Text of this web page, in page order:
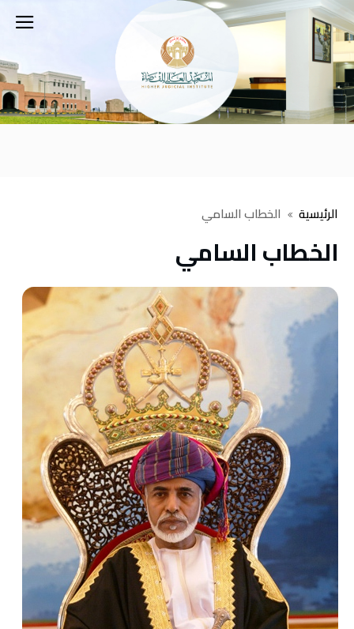
‫الرئيسية‬ الخطاب السامي
الخطاب السامي